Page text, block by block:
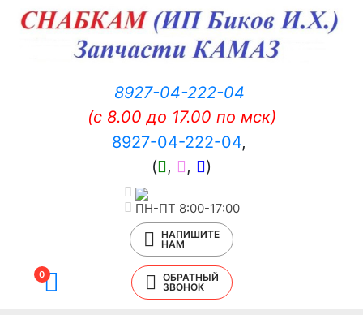
8927-04-222-04
(c 8.00 до 17.00 по мск)
8927-04-222-04,
(
, , )
ПН-ПТ 8:00-17:00
НАПИШИТЕ
НАМ
0
ОБРАТНЫЙ
ЗВОНОК